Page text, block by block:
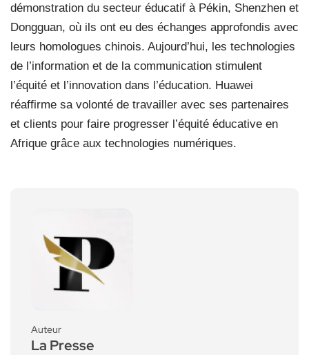
démonstration du secteur éducatif à Pékin, Shenzhen et
Dongguan, où ils ont eu des échanges approfondis avec
leurs homologues chinois. Aujourd’hui, les technologies
de l’information et de la communication stimulent
l’équité et l’innovation dans l’éducation. Huawei
réaffirme sa volonté de travailler avec ses partenaires
et clients pour faire progresser l’équité éducative en
Afrique grâce aux technologies numériques.
Auteur
La Presse